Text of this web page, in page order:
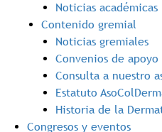
Noticias académicas
Contenido gremial
Noticias gremiales
Convenios de apoyo
Consulta a nuestro
Estatuto
Historia de la
Congresos y eventos